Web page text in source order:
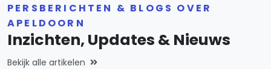
PERSBERICHTEN & BLOGS OVER
APELDOORN
Inzichten, Updates & Nieuws
Bekijk alle artikelen